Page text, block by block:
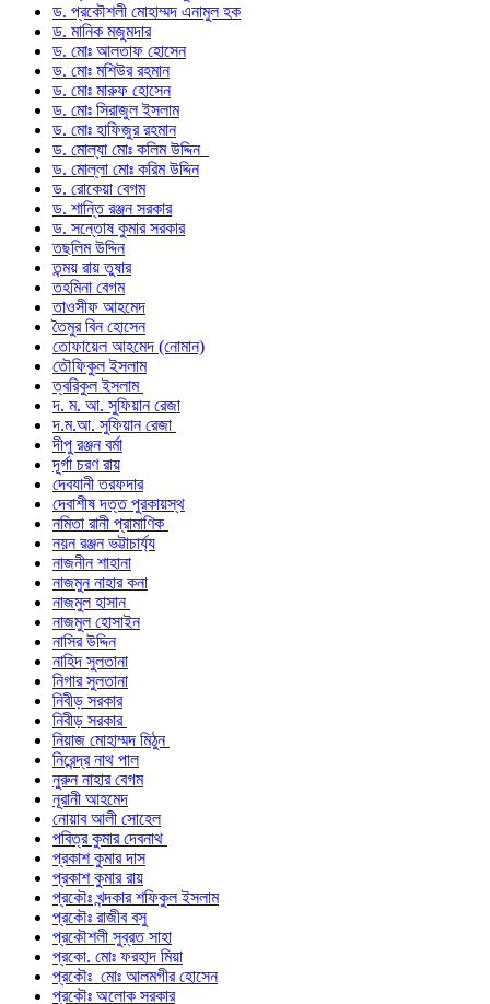
ড. প্রকৌশলী মোহাম্মদ এনামুল হক
ড. মানিক মজুমদার
ড. মোঃ আলতাফ হোসেন
ড. মোঃ মশিউর রহমান
ড. মোঃ মারুফ হোসেন
ড. মোঃ সিরাজুল ইসলাম
ড. মোঃ হাফিজুর রহমান
ড. মোল্যা মোঃ কলিম উদ্দিন
ড. মোল্লা মোঃ করিম উদ্দিন
ড. রোকেয়া বেগম
ড. শান্তি রঞ্জন সরকার
ড. সন্তোষ কুমার সরকার
তছলিম উদ্দিন
তন্ময় রায় তুষার
তহমিনা বেগম
তাওসীফ আহমেদ
তৈমুর বিন হোসেন
তোফায়েল আহমেদ (নোমান)
তৌফিকুল ইসলাম
ত্বরিকুল ইসলাম
দ. ম. আ. সুফিয়ান রেজা
দ.ম.আ. সুফিয়ান রেজা
দীপু রঞ্জন বর্মা
দূর্গা চরণ রায়
দেবযানী তরফদার
দেবাশীষ দত্ত পুরকায়স্থ
নমিতা রানী প্রামাণিক
নয়ন রঞ্জন ভট্টাচার্য্য
নাজনীন শাহানা
নাজমুন নাহার কনা
নাজমুল হাসান
নাজমুল হোসাইন
নাসির উদ্দিন
নাহিদ সুলতানা
নিগার সুলতানা
নিবীড় সরকার
নিবীড় সরকার
নিয়াজ মোহাম্মদ মিঠুন
নিরেন্দ্র নাথ পাল
নুরুন নাহার বেগম
নূরানী আহমেদ
নোয়াব আলী সোহেল
পবিত্র কুমার দেবনাথ
প্রকাশ কুমার দাস
প্রকাশ কুমার রায়
প্রকৌঃ খন্দকার শফিকুল ইসলাম
প্রকৌঃ রাজীব বসু
প্রকৌশলী সুব্রত সাহা
প্রকো. মোঃ ফরহাদ মিয়া
প্রকৌঃ মোঃ আলমগীর হোসেন
প্রকৌঃ অলোক সরকার